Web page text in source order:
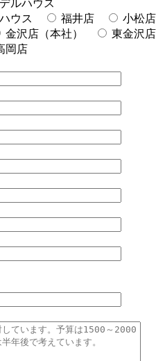
ルハウス
ウス
福井店
小松店
金沢店（本社）
東金沢店
岡店